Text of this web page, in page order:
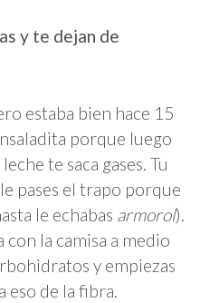
y te dejan de
estaba bien hace 15
porque luego
te saca gases. Tu
pases el trapo porque
le echabas armorol).
con la camisa a medio
y empiezas
eso de la fibra.